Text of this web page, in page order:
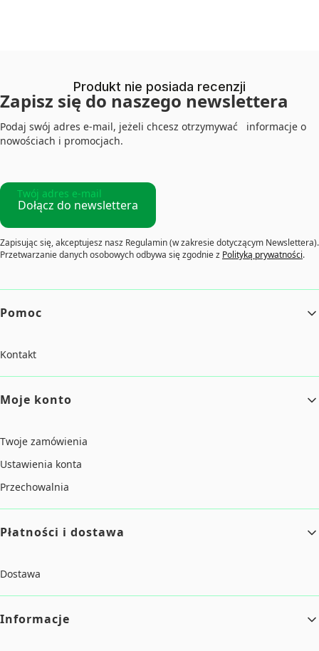
Produkt nie posiada recenzji
Zapisz się do naszego newslettera
Podaj swój adres e-mail, jeżeli chcesz otrzymywać informacje o
nowościach i promocjach.
Twój adres e-mail
Dołącz do newslettera
Zapisując się, akceptujesz nasz Regulamin (w zakresie dotyczącym Newslettera).
Przetwarzanie danych osobowych odbywa się zgodnie z Polityką prywatności.
Linki w stopce
Pomoc
Kontakt
Moje konto
Twoje zamówienia
Ustawienia konta
Przechowalnia
Płatności i dostawa
Dostawa
Informacje